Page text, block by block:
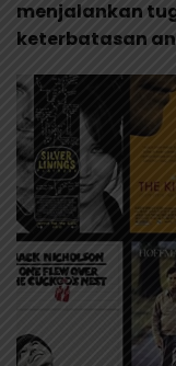
menjalankan
keterbatasan